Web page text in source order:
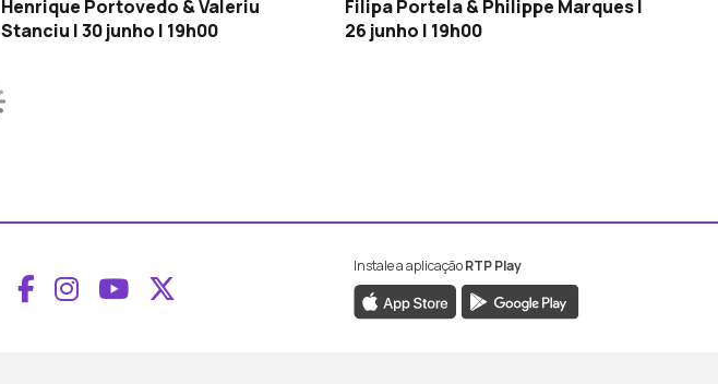
Henrique Portovedo & Valeriu
Stanciu | 30 junho | 19h00
Filipa Portela & Philippe Marques |
26 junho | 19h00
Aceder ao Facebook da RTP Antena 2
Aceder ao Instagram da RTP Antena 2
Aceder ao YouTube da RTP Antena 2
Aceder ao X da RTP Antena 2
Instale a aplicaçãoRTP Play